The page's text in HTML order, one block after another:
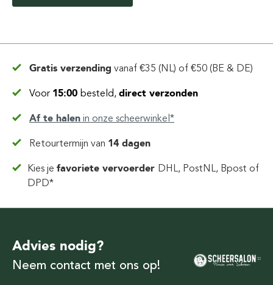
Gratis verzending vanaf €35 (NL) of €50 (BE & DE)
Voor 15:00 besteld, direct verzonden
Af te halen in onze scheerwinkel*
Retourtermijn van 14 dagen
Kies jefavoriete vervoerder DHL, PostNL, Bpost of
DPD*
Advies nodig?
Neem contact met ons op!